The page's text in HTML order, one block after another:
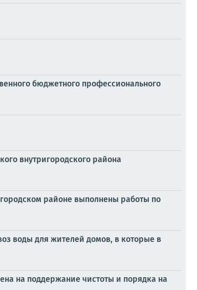
бюджетного профессионального
внутригородского района
районе выполнены работы по
воды для жителей домов, в которые в
на поддержание чистоты и порядка на